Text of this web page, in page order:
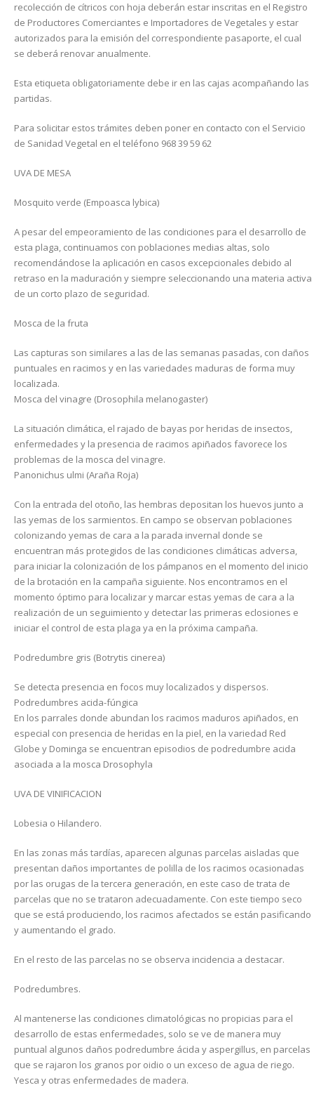
recolección de cítricos con hoja deberán estar inscritas en el Registro
de Productores Comerciantes e Importadores de Vegetales y estar
autorizados para la emisión del correspondiente pasaporte, el cual
se deberá renovar anualmente.
Esta etiqueta obligatoriamente debe ir en las cajas acompañando las
partidas.
Para solicitar estos trámites deben poner en contacto con el Servicio
de Sanidad Vegetal en el teléfono 968 39 59 62
UVA DE MESA
Mosquito verde (Empoasca lybica)
A pesar del empeoramiento de las condiciones para el desarrollo de
esta plaga, continuamos con poblaciones medias altas, solo
recomendándose la aplicación en casos excepcionales debido al
retraso en la maduración y siempre seleccionando una materia activa
de un corto plazo de seguridad.
Mosca de la fruta
Las capturas son similares a las de las semanas pasadas, con daños
puntuales en racimos y en las variedades maduras de forma muy
localizada.
Mosca del vinagre (Drosophila melanogaster)
La situación climática, el rajado de bayas por heridas de insectos,
enfermedades y la presencia de racimos apiñados favorece los
problemas de la mosca del vinagre.
Panonichus ulmi (Araña Roja)
Con la entrada del otoño, las hembras depositan los huevos junto a
las yemas de los sarmientos. En campo se observan poblaciones
colonizando yemas de cara a la parada invernal donde se
encuentran más protegidos de las condiciones climáticas adversa,
para iniciar la colonización de los pámpanos en el momento del inicio
de la brotación en la campaña siguiente. Nos encontramos en el
momento óptimo para localizar y marcar estas yemas de cara a la
realización de un seguimiento y detectar las primeras eclosiones e
iniciar el control de esta plaga ya en la próxima campaña.
Podredumbre gris (Botrytis cinerea)
Se detecta presencia en focos muy localizados y dispersos.
Podredumbres acida-fúngica
En los parrales donde abundan los racimos maduros apiñados, en
especial con presencia de heridas en la piel, en la variedad Red
Globe y Dominga se encuentran episodios de podredumbre acida
asociada a la mosca Drosophyla
UVA DE VINIFICACION
Lobesia o Hilandero.
En las zonas más tardías, aparecen algunas parcelas aisladas que
presentan daños importantes de polilla de los racimos ocasionadas
por las orugas de la tercera generación, en este caso de trata de
parcelas que no se trataron adecuadamente. Con este tiempo seco
que se está produciendo, los racimos afectados se están pasificando
y aumentando el grado.
En el resto de las parcelas no se observa incidencia a destacar.
Podredumbres.
Al mantenerse las condiciones climatológicas no propicias para el
desarrollo de estas enfermedades, solo se ve de manera muy
puntual algunos daños podredumbre ácida y aspergillus, en parcelas
que se rajaron los granos por oidio o un exceso de agua de riego.
Yesca y otras enfermedades de madera.